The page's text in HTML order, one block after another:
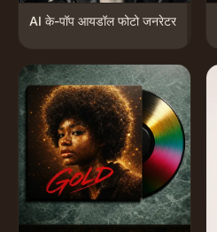
AI के-पॉप आयडॉल फोटो जनरेटर